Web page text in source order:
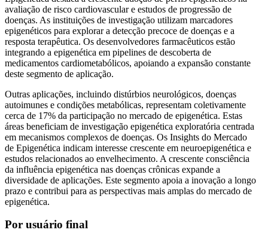
avaliação de risco cardiovascular e estudos de progressão de
doenças. As instituições de investigação utilizam marcadores
epigenéticos para explorar a detecção precoce de doenças e a
resposta terapêutica. Os desenvolvedores farmacêuticos estão
integrando a epigenética em pipelines de descoberta de
medicamentos cardiometabólicos, apoiando a expansão constante
deste segmento de aplicação.
Outras aplicações, incluindo distúrbios neurológicos, doenças
autoimunes e condições metabólicas, representam coletivamente
cerca de 17% da participação no mercado de epigenética. Estas
áreas beneficiam de investigação epigenética exploratória centrada
em mecanismos complexos de doenças. Os Insights do Mercado
de Epigenética indicam interesse crescente em neuroepigenética e
estudos relacionados ao envelhecimento. A crescente consciência
da influência epigenética nas doenças crônicas expande a
diversidade de aplicações. Este segmento apoia a inovação a longo
prazo e contribui para as perspectivas mais amplas do mercado de
epigenética.
Por usuário final